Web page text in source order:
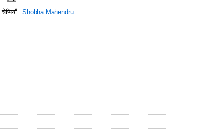
चेप्पियाँ :Shobha Mahendru